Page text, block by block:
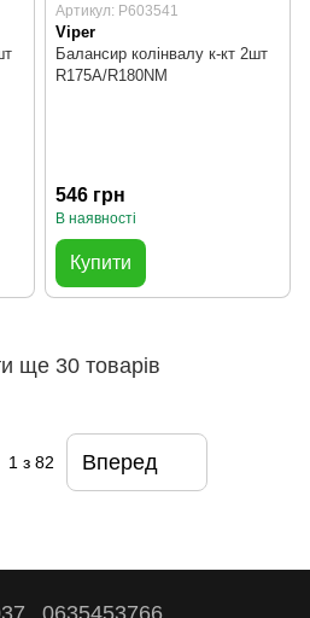
Артикул: P603541
Viper
Балансир колінвалу к-кт 2шт
R175A/R180NM
546 грн
В наявності
Купити
ще 30 товарів
1з 82 Вперед
0635453766